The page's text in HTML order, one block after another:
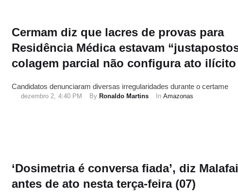
Cermam diz que lacres de provas para
Residência Médica estavam
colagem parcial não configura ato ilícito
Candidatos denunciaram diversas irregularidades durante o certame
dezembro 2, 4:40 PM By Ronaldo Martins In Amazonas
‘Dosimetria é conversa fiada’, diz
antes de ato nesta terça-feira (07)